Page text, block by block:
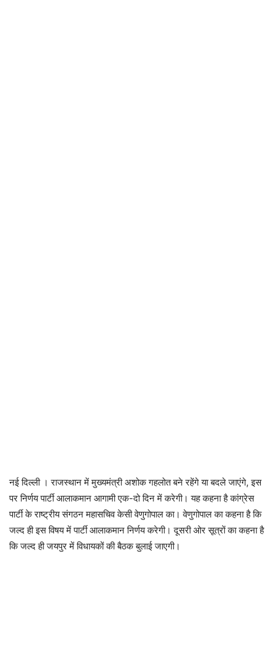
नई दिल्ली । राजस्थान में मुख्यमंत्री अशोक गहलोत बने रहेंगे या बदले जाएंगे, इस
पर निर्णय पार्टी आलाकमान आगामी एक-दो दिन में करेगी। यह कहना है कांग्रेस
पार्टी के राष्ट्रीय संगठन महासचिव केसी वेणुगोपाल का। वेणुगोपाल का कहना है कि
जल्द ही इस विषय में पार्टी आलाकमान निर्णय करेगी। दूसरी ओर सूत्रों का कहना है
कि जल्द ही जयपुर में विधायकों की बैठक बुलाई जाएगी।